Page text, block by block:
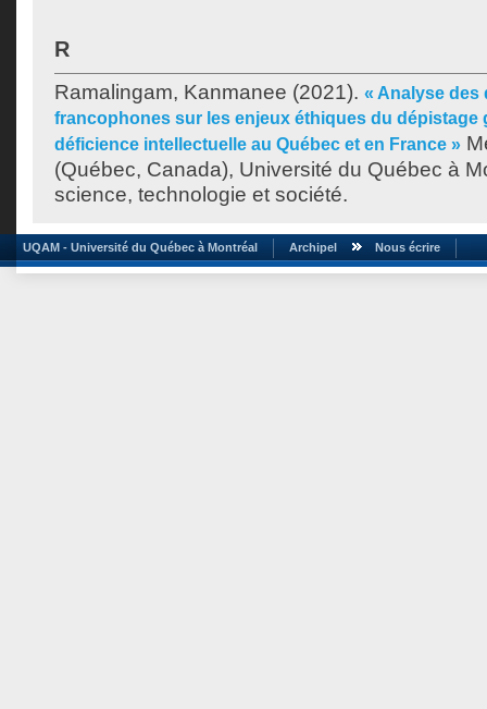
R
Ramalingam, Kanmanee (2021). « Analyse
francophones sur les enjeux éthiques du dépistage
déficience intellectuelle au Québec et en France »
(Québec, Canada), Université du Québec à
science, technologie et société.
UQAM - Université du Québec à Montréal Archipel Nous écrire